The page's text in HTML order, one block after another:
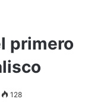
primero
128